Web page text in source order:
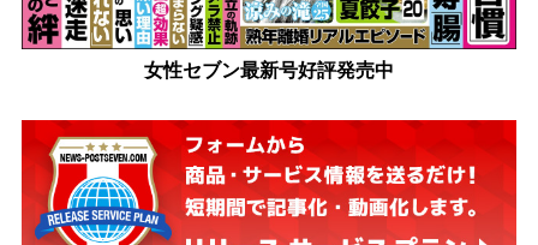
女性セブン最新号好評発売中